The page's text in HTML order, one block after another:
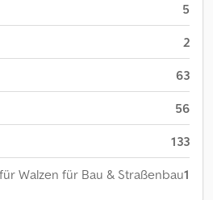
5
2
63
56
133
Walzen für Bau & Straßenbau1